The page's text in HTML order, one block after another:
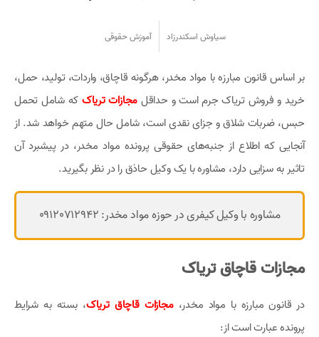
سیاوش اسکندرزاد آموزش حقوقی
بر اساس قانون مبارزه با مواد مخدر، هرگونه قاچاق، واردات، تولید، حمل،
خرید و فروش تریاک جرم است و حداقل مجازات تریاک که شامل تحمل
حبس، ضربات شلاق و جزای نقدی است، شامل حال متهم خواهد شد. از
آنجایی که اطلاع از جنبه‌های حقوقی پرونده مواد مخدر، در پیشبرد آن
تاثیر به سزایی دارد، مشاوره با یک وکیل حاذق را در نظر بگیرید.
مشاوره با وکیل کیفری در حوزه مواد مخدر: 09120712942
مجازات قاچاق تریاک
در قانون مبارزه با مواد مخدر،مجازات قاچاق تریاک، بسته به شرایط
پرونده عبارت است از: